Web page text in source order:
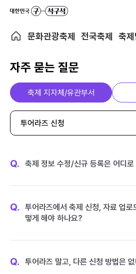
문화관광축제 전국축제 축제
자주 묻는 질문
축제 지자체/유관부서
투어라즈 신청
Q. 축제 정보 수정/신규 등록은 어디
Q.
투어라즈에서 축제 신청, 자료 업로
떻게 해야 하나요?
Q. 투어라즈 말고, 다른 신청 방법은